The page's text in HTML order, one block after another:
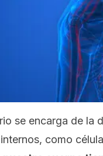
se encarga de
como